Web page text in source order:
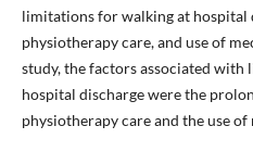
limitations for walking at hospital
physiotherapy care, and use of
study, the factors associated
hospital discharge were the
physiotherapy care and the use